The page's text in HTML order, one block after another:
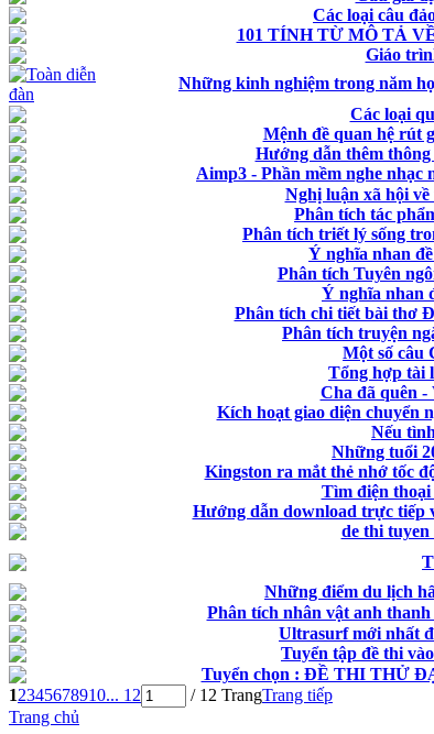
Các loại câu
101 TÍNH TỪ MÔ TẢ
Giáo
Những kinh nghiệm trong năm
Các loại
Mệnh đề quan hệ rút
Hướng dẫn thêm
Aimp3 - Phần mềm nghe nhạc
Nghị luận xã hội
Phân tích tác
Phân tích triết lý sống
Ý nghĩa nhan
Phân tích Tuyên
Ý nghĩa nhan
Phân tích chi tiết bài thơ
Phân tích truyện
Một số câu
Tổng hợp tài
Cha đã quên
Kích hoạt giao diện chuyển
Nếu
Những tuổi
Kingston ra mắt thẻ nhớ tốc
Tìm điện
Hướng dẫn download trực tiếp
de thi tuyen
Những điểm du lịch
Phân tích nhân vật anh
Ultrasurf mới nhất
Tuyển tập đề thi
Tuyển chọn : ĐỀ THI THỬ
12345678910... 12 / 12 TrangTrang tiếp
Trang chủ